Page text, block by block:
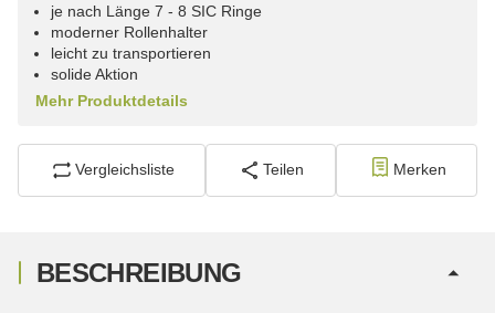
je nach Länge 7 - 8 SIC Ringe
moderner Rollenhalter
leicht zu transportieren
solide Aktion
Mehr Produktdetails
Vergleichsliste Teilen Merken
BESCHREIBUNG